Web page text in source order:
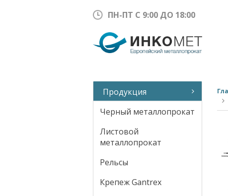
ПН-ПТ С 9:00 ДО 18:00
Продукция
Черный металлопрокат
Листовой
металлопрокат
Рельсы
Крепеж Gantrex